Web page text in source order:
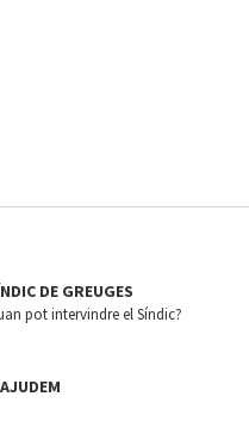
DE GREUGES
pot intervindre el Síndic?